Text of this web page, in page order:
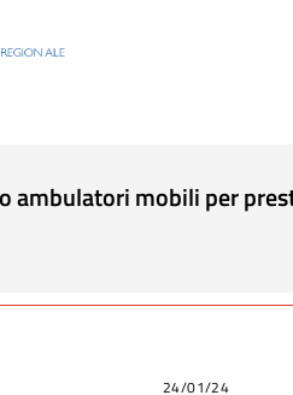
ambulatori mobili per
24/01/24